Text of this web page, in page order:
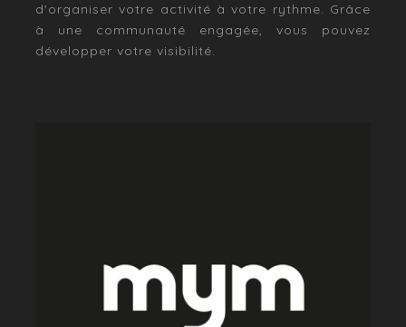
d'organiser votre activité à votre rythme. Grâce
à une communauté engagée, vous pouvez
développer votre visibilité.